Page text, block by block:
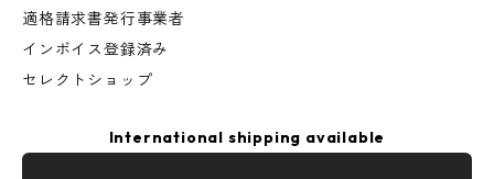
適格請求書発行事業者
インボイス登録済み
セレクトショップ
International shipping available